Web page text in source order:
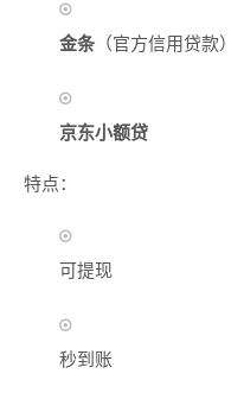
金条 （官方信用贷款）
京东小额贷
特点：
可提现
秒到账